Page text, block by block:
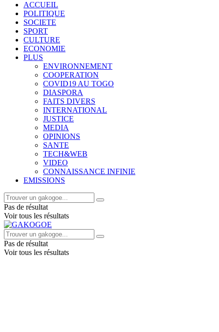
ACCUEIL
POLITIQUE
SOCIETE
SPORT
CULTURE
ECONOMIE
PLUS
ENVIRONNEMENT
COOPERATION
COVID19 AU TOGO
DIASPORA
FAITS DIVERS
INTERNATIONAL
JUSTICE
MEDIA
OPINIONS
SANTE
TECH&WEB
VIDEO
CONNAISSANCE INFINIE
EMISSIONS
Pas de résultat
Voir tous les résultats
Pas de résultat
Voir tous les résultats